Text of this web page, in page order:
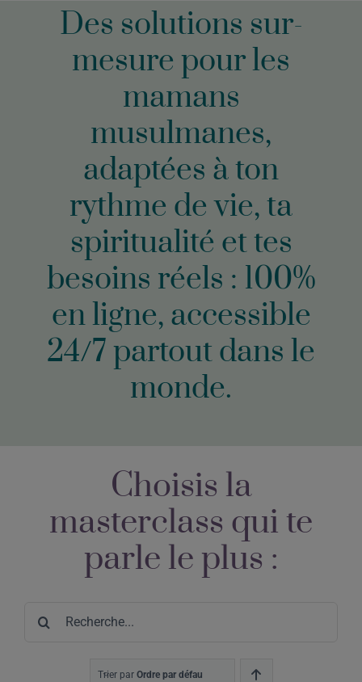
Des solutions sur-
mesure pour les
mamans
musulmanes,
adaptées à ton
rythme de vie, ta
spiritualité et tes
besoins réels : 100%
en ligne, accessible
24/7 partout dans le
monde.
Choisis la
masterclass qui te
parle le plus :
Trier par Ordre par défaut